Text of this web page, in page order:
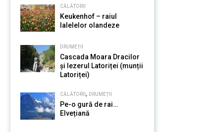
CĂLĂTORII
Keukenhof – raiul
lalelelor olandeze
DRUMEȚII
Cascada Moara Dracilor
și Iezerul Latoriței (munții
Latoriței)
CĂLĂTORII , DRUMEȚII
Pe-o gură de rai…
Elvețiană